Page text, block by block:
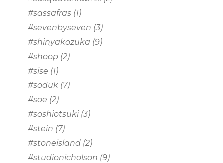
#sassafras (1)
#sevenbyseven (3)
#shinyakozuka (9)
#shoop (2)
#sise (1)
#soduk (7)
#soe (2)
#soshiotsuki (3)
#stein (7)
#stoneisland (2)
#studionicholson (9)